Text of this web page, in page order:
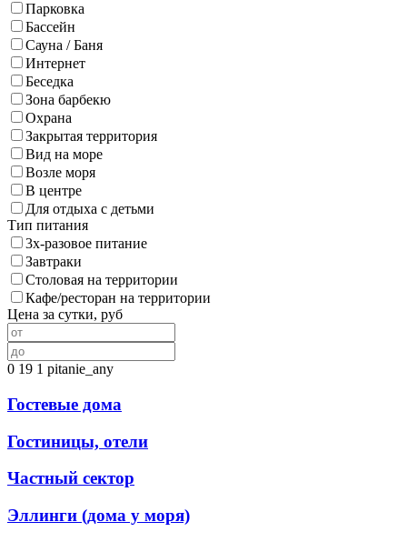
Парковка
Бассейн
Сауна / Баня
Интернет
Беседка
Зона барбекю
Охрана
Закрытая территория
Вид на море
Возле моря
В центре
Для отдыха с детьми
Тип питания
3х-разовое питание
Завтраки
Столовая на территории
Кафе/ресторан на территории
Цена за сутки, руб
0 19 1 pitanie_any
Гостевые дома
Гостиницы, отели
Частный сектор
Эллинги (дома у моря)